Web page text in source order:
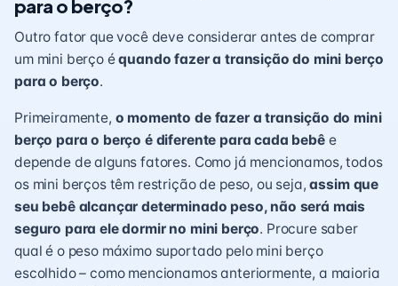
para o berço?
Outro fator que você deve considerar antes de comprar
um mini berço équando fazer a transição do mini berço
para o berço.
Primeiramente, o momento de fazer a transição do mini
berço para o berço é diferente para cada bebêe
depende de alguns fatores. Como já mencionamos, todos
os mini berços têm restrição de peso, ou seja,assim que
seu bebê alcançar determinado peso, não será mais
seguro para ele dormir no mini berço. Procure saber
qual é o peso máximo suportado pelo mini berço
escolhido – como mencionamos anteriormente, a maioria